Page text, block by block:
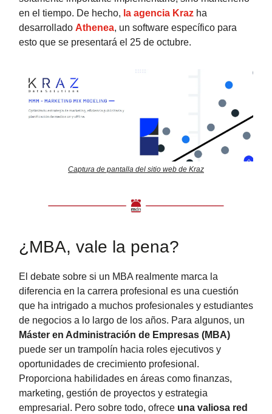
en el tiempo. De hecho, la agencia Kraz ha
desarrollado Athenea, un software específico para
esto que se presentará el 25 de octubre.
Captura de pantalla del sitio web de Kraz
¿MBA, vale la pena?
El debate sobre si un MBA realmente marca la
diferencia en la carrera profesional es una cuestión
que ha intrigado a muchos profesionales y estudiantes
de negocios a lo largo de los años. Para algunos, un
Máster en Administración de Empresas (MBA)
puede ser un trampolín hacia roles ejecutivos y
oportunidades de crecimiento profesional.
Proporciona habilidades en áreas como finanzas,
marketing, gestión de proyectos y estrategia
empresarial. Pero sobre todo, ofrece una valiosa red